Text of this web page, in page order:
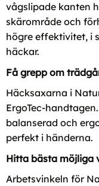
vågslipade kanten
skärområde och
högre effektivitet, i
häckar.
Få grepp om
Häcksaxarna i
ErgoTec-
balanserad och
perfekt i händerna.
Hitta bästa möjliga
Arbetsvinkeln för